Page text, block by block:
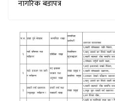
नागरिक बडापत्र